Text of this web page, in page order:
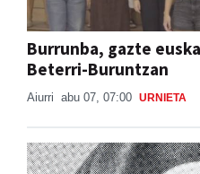
Burrunba, gazte
Beterri-Buruntzan
Aiurri abu 07, 07:00 URNIETA